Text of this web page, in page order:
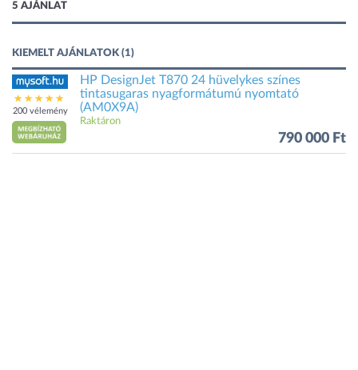
5 AJÁNLAT
KIEMELT AJÁNLATOK (1)
200 vélemény
HP DesignJet T870 24 hüvelykes színes
tintasugaras nyagformátumú nyomtató
(AM0X9A)
Raktáron
790 000 Ft